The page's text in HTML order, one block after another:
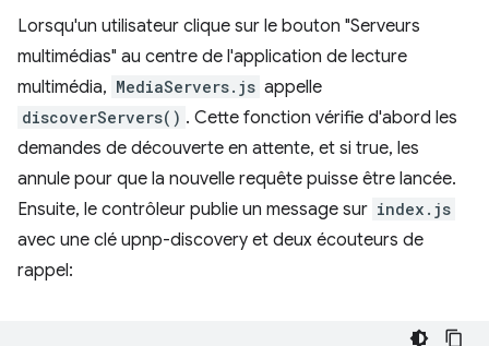
Lorsqu'un utilisateur clique sur le bouton "Serveurs
multimédias" au centre de l'application de lecture
multimédia, MediaServers.js appelle
discoverServers() . Cette fonction vérifie d'abord les
demandes de découverte en attente, et si true, les
annule pour que la nouvelle requête puisse être lancée.
Ensuite, le contrôleur publie un message sur index.js
avec une clé upnp-discovery et deux écouteurs de
rappel: